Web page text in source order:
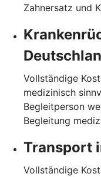
Zahnersatz und
Vollständige
medizinisch
Begleitperson
Begleitung
Transport
Vollständige